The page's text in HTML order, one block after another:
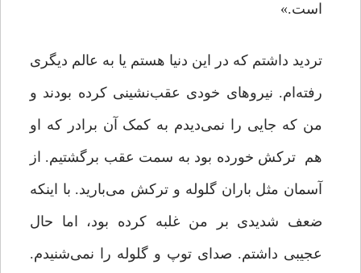
است.»
تردید داشتم که در این دنیا هستم یا به عالم دیگری
رفته‌ام. نیروهای خودی عقب‌نشینی کرده بودند و
من که جایی را نمی‌دیدم به کمک آن برادر که او
هم ترکش خورده بود به سمت عقب برگشتیم. از
آسمان مثل باران گلوله و ترکش می‌بارید. با اینکه
ضعف شدیدی بر من غلبه کرده بود، اما حال
عجیبی داشتم. صدای توپ و گلوله را نمی‌شنیدم.